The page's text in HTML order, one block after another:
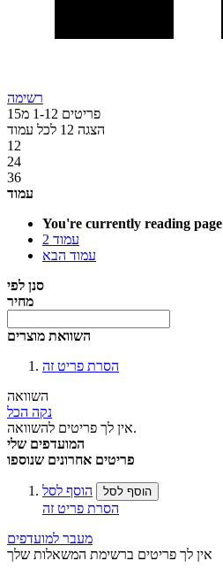
רשימה
פריטים
1-12 מ15
הצגה 12 לכל עמוד
12
24
36
עמוד
You're currently reading page
עמוד 2
עמוד הבא
סנן לפי
מחיר
השוואת מוצרים
הסרת פריט זה
השוואה
נקה הכל
אין לך פריטים להשוואה.
המועדפים שלי
פריטים אחרונים שנוספו
הוסף לסל הוסף לסל
הסרת פריט זה
מעבר למועדפים
אין לך פריטים ברשימת המשאלות שלך